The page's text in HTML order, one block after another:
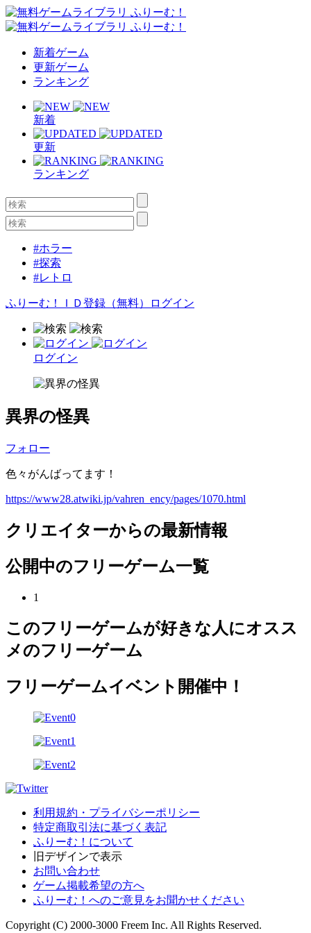
新着ゲーム
更新ゲーム
ランキング
新着
更新
ランキング
#ホラー
#探索
#レトロ
ふりーむ！ＩＤ登録（無料） ログイン
ログイン
異界の怪異
フォロー
色々がんばってます！
https://www28.atwiki.jp/vahren_ency/pages/1070.html
クリエイターからの最新情報
公開中のフリーゲーム一覧
1
このフリーゲームが好きな人にオスス
メのフリーゲーム
フリーゲームイベント開催中！
利用規約・プライバシーポリシー
特定商取引法に基づく表記
ふりーむ！について
旧デザインで表示
お問い合わせ
ゲーム掲載希望の方へ
ふりーむ！へのご意見をお聞かせください
Copyright (C) 2000-3000 Freem Inc. All Rights Reserved.